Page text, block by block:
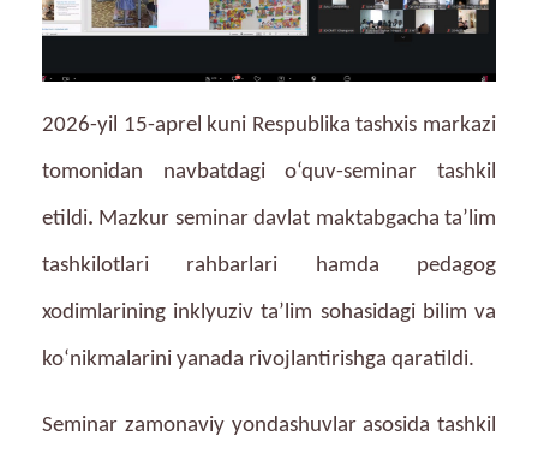
2026-yil 15-aprel kuni Respublika tashxis markazi
tomonidan navbatdagi o‘quv-seminar tashkil
etildi. Mazkur seminar davlat maktabgacha ta’lim
tashkilotlari rahbarlari hamda pedagog
xodimlarining inklyuziv ta’lim sohasidagi bilim va
ko‘nikmalarini yanada rivojlantirishga qaratildi.
Seminar zamonaviy yondashuvlar asosida tashkil